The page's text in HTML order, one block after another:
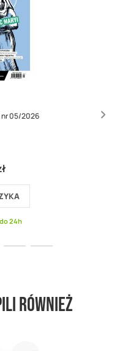
nr 05/2026
24h
również